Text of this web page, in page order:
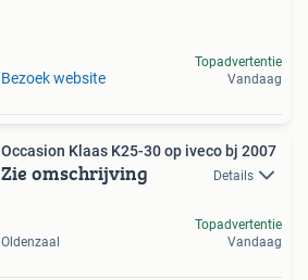
Bezoek website
Topadvertentie
Vandaag
Occasion Klaas K25-30 op iveco bj 2007
Zie omschrijving Details
Oldenzaal
Topadvertentie
Vandaag